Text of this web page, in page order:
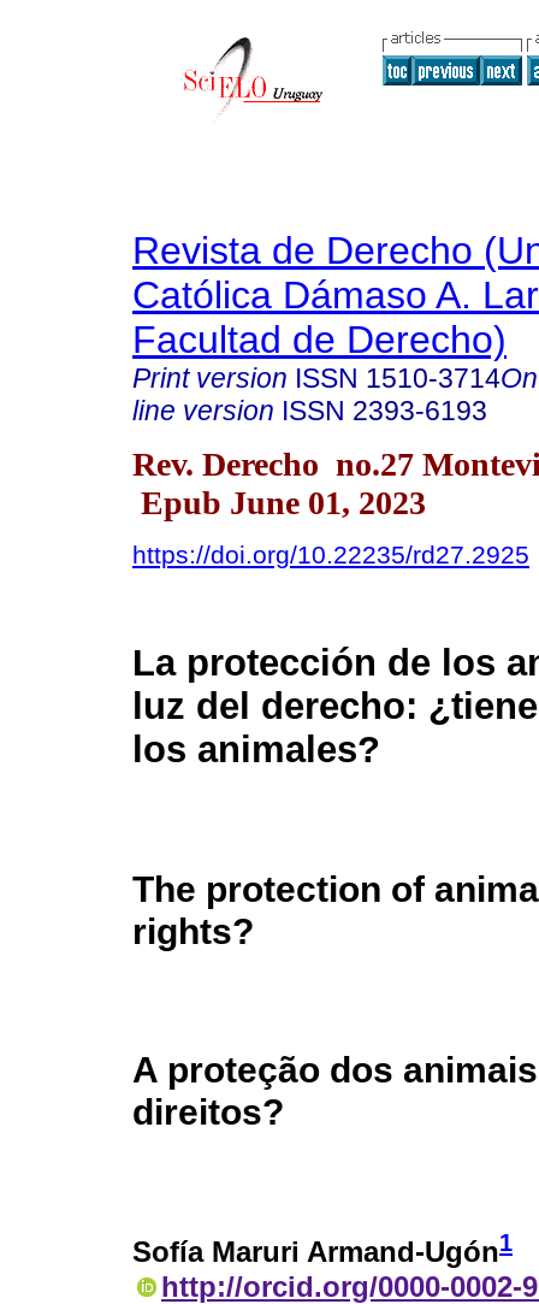
Revista de Derecho
Católica Dámaso A.
Facultad de Derecho)
Print version ISSN 1510-3714
line version ISSN 2393-6193
Rev. Derecho no.27
Epub June 01, 2023
https://doi.org/10.22235/rd27.2925
La protección de los
luz del derecho:
los animales?
The protection of
rights?
A proteção dos
direitos?
Sofía Maruri Armand-Ugón1
http://orcid.org/0000-0002-